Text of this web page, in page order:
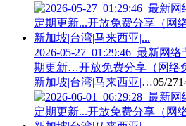
2026-05-27_01:29:46_最新网
期更新…开放免费分享（网络
新加坡|台湾|马来西亚|…05/27